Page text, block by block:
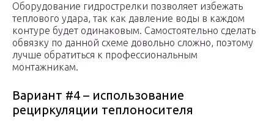
Оборудование гидрострелки позволяет избежать
теплового удара, так как давление воды в каждом
контуре будет одинаковым. Самостоятельно сделать
обвязку по данной схеме довольно сложно, поэтому
лучше обратиться к профессиональным
монтажникам.
Вариант #4 – использование
рециркуляции теплоносителя